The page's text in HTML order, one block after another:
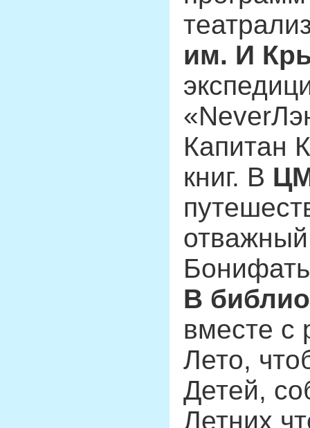
им. И
Капитан
книг. В
В
вместе с
Лето,
Детей,
Летних